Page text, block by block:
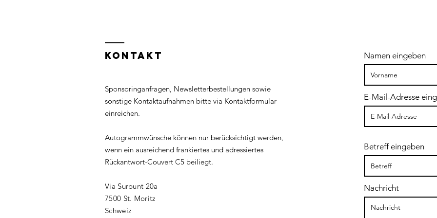
KONTAKT
Sponsoringanfragen, Newsletterbestellungen sowie
sonstige Kontaktaufnahmen bitte via Kontaktformular
einreichen.
Autogrammwünsche können nur berücksichtigt werden,
wenn ein ausreichend frankiertes und adressiertes
Rückantwort-Couvert C5 beiliegt.
Via Surpunt 20a
7500 St. Moritz
Schweiz​​
Namen eingeben
E-Mail-Adresse
Betreff eingeben
Nachricht